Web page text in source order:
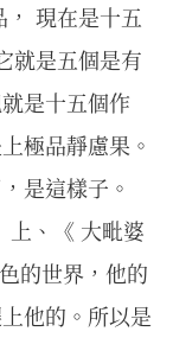
， 現在是十五
就是五個是有
是十五個作
極品靜慮果。
是這樣子。
上、《 大毗婆
的世界，他的
他的。所以是